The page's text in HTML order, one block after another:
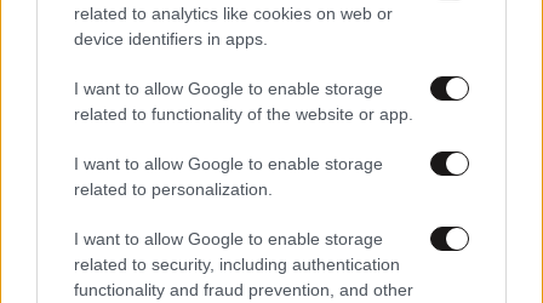
related to analytics like cookies on web or
device identifiers in apps.
I want to allow Google to enable storage
related to functionality of the website or app.
I want to allow Google to enable storage
related to personalization.
I want to allow Google to enable storage
related to security, including authentication
functionality and fraud prevention, and other
Τι πρέπει να κάνουν οι άνδρες στα 40, 50, 60